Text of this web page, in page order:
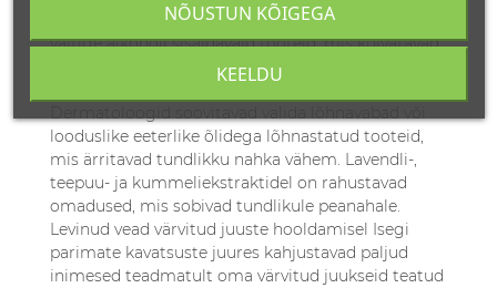
KEELDU
NÕUSTUN KÕIGEGA